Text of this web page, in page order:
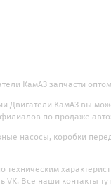
КамАЗ запчасти
Двигатели КамАЗ вы
по продаже
насосы, коробки
VK. Все наши контакты тут